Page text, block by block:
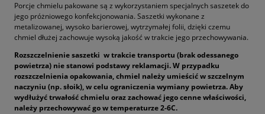
Porcje chmielu pakowane są z wykorzystaniem specjalnych saszetek do
jego próżniowego konfekcjonowania. Saszetki wykonane z
metalizowanej, wysoko barierowej, wytrzymałej folii, dzięki czemu
chmiel dłużej zachowuje wysoką jakość w trakcie jego przechowywania.
Rozszczelnienie saszetki w trakcie transportu (brak odessanego
powietrza) nie stanowi podstawy reklamacji. W przypadku
rozszczelnienia opakowania, chmiel należy umieścić w szczelnym
naczyniu (np. słoik), w celu ograniczenia wymiany powietrza. Aby
wydłużyć trwałość chmielu oraz zachować jego cenne właściwości,
należy przechowywać go w temperaturze 2-6C.